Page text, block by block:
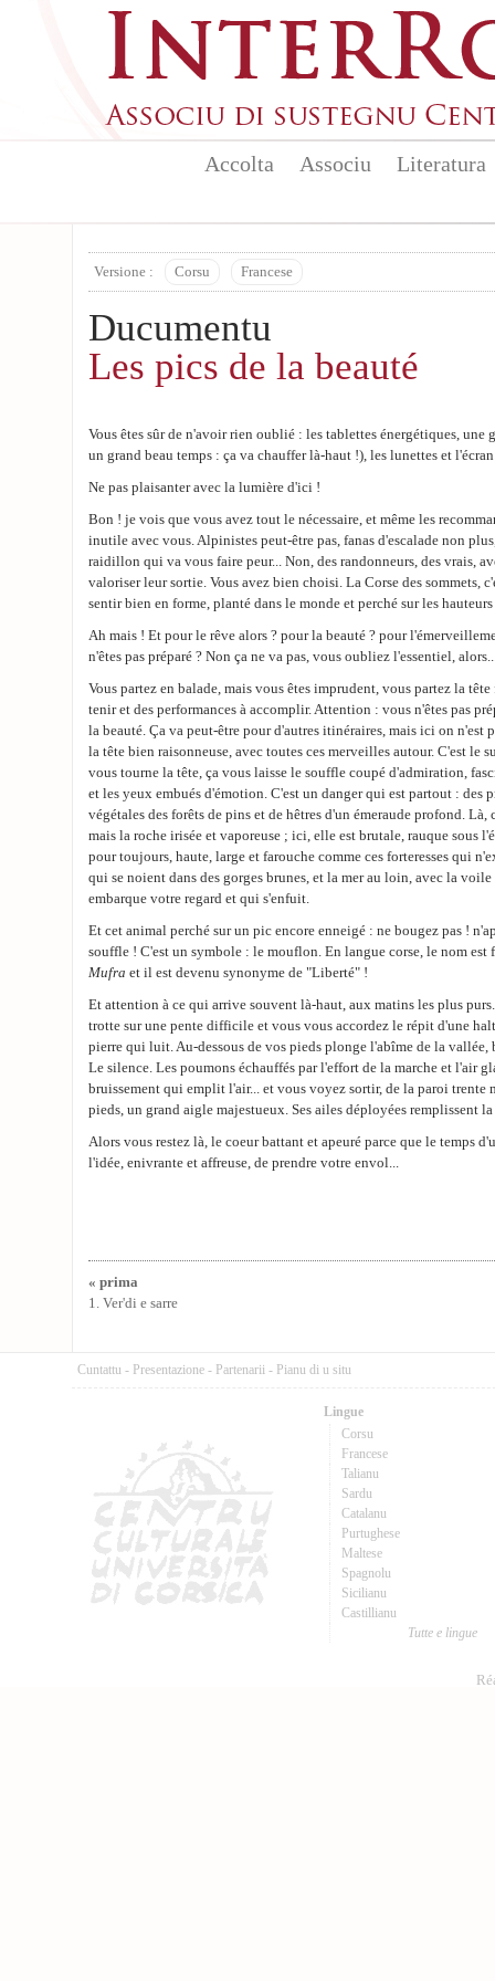
Accolta Associu Literatura
Versione : Corsu Francese
Ducumentu
Les pics de la beauté
Vous êtes sûr de n'avoir rien oublié : les tablettes énergétiques, une
un grand beau temps : ça va chauffer là-haut !), les lunettes et
Ne pas plaisanter avec la lumière d'ici !
Bon ! je vois que vous avez tout le nécessaire, et même les
inutile avec vous. Alpinistes peut-être pas, fanas d'escalade non
raidillon qui va vous faire peur... Non, des randonneurs, des vrais,
valoriser leur sortie. Vous avez bien choisi. La Corse des sommets,
sentir bien en forme, planté dans le monde et perché sur les
Ah mais ! Et pour le rêve alors ? pour la beauté ? pour
n'êtes pas préparé ? Non ça ne va pas, vous oubliez l'essentiel,
Vous partez en balade, mais vous êtes imprudent, vous partez la
tenir et des performances à accomplir. Attention : vous n'êtes pas
la beauté. Ça va peut-être pour d'autres itinéraires, mais ici on n'est
la tête bien raisonneuse, avec toutes ces merveilles autour. C'est le
vous tourne la tête, ça vous laisse le souffle coupé d'admiration,
et les yeux embués d'émotion. C'est un danger qui est partout : des
végétales des forêts de pins et de hêtres d'un émeraude profond. Là,
mais la roche irisée et vaporeuse ; ici, elle est brutale, rauque sous
pour toujours, haute, large et farouche comme ces forteresses qui
qui se noient dans des gorges brunes, et la mer au loin, avec la
embarque votre regard et qui s'enfuit.
Et cet animal perché sur un pic encore enneigé : ne bougez pas !
souffle ! C'est un symbole : le mouflon. En langue corse, le nom
Mufra et il est devenu synonyme de "Liberté" !
Et attention à ce qui arrive souvent là-haut, aux matins les plus
trotte sur une pente difficile et vous vous accordez le répit d'une
pierre qui luit. Au-dessous de vos pieds plonge l'abîme de la vallée,
Le silence. Les poumons échauffés par l'effort de la marche et l'air
bruissement qui emplit l'air... et vous voyez sortir, de la paroi trente
pieds, un grand aigle majestueux. Ses ailes déployées remplissent
Alors vous restez là, le coeur battant et apeuré parce que le temps
l'idée, enivrante et affreuse, de prendre votre envol...
« prima
1. Ver'di e sarre
Cuntattu - Presentazione - Partenarii - Pianu di u situ
Lingue
Corsu
Francese
Talianu
Sardu
Catalanu
Purtughese
Maltese
Spagnolu
Sicilianu
Castillianu
Tutte e lingue